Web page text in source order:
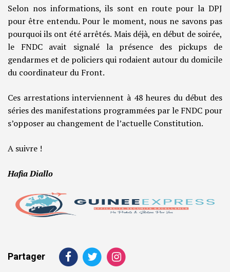
Selon nos informations, ils sont en route pour la DPJ
pour être entendu. Pour le moment, nous ne savons pas
pourquoi ils ont été arrêtés. Mais déjà, en début de soirée,
le FNDC avait signalé la présence des pickups de
gendarmes et de policiers qui rodaient autour du domicile
du coordinateur du Front.
Ces arrestations interviennent à 48 heures du début des
séries des manifestations programmées par le FNDC pour
s’opposer au changement de l’actuelle Constitution.
A suivre !
Hafia Diallo
Partager